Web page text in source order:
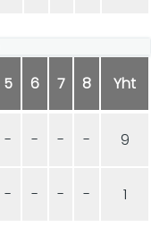
5 6 7 8 Yht
- - - - 9
- - - - 1